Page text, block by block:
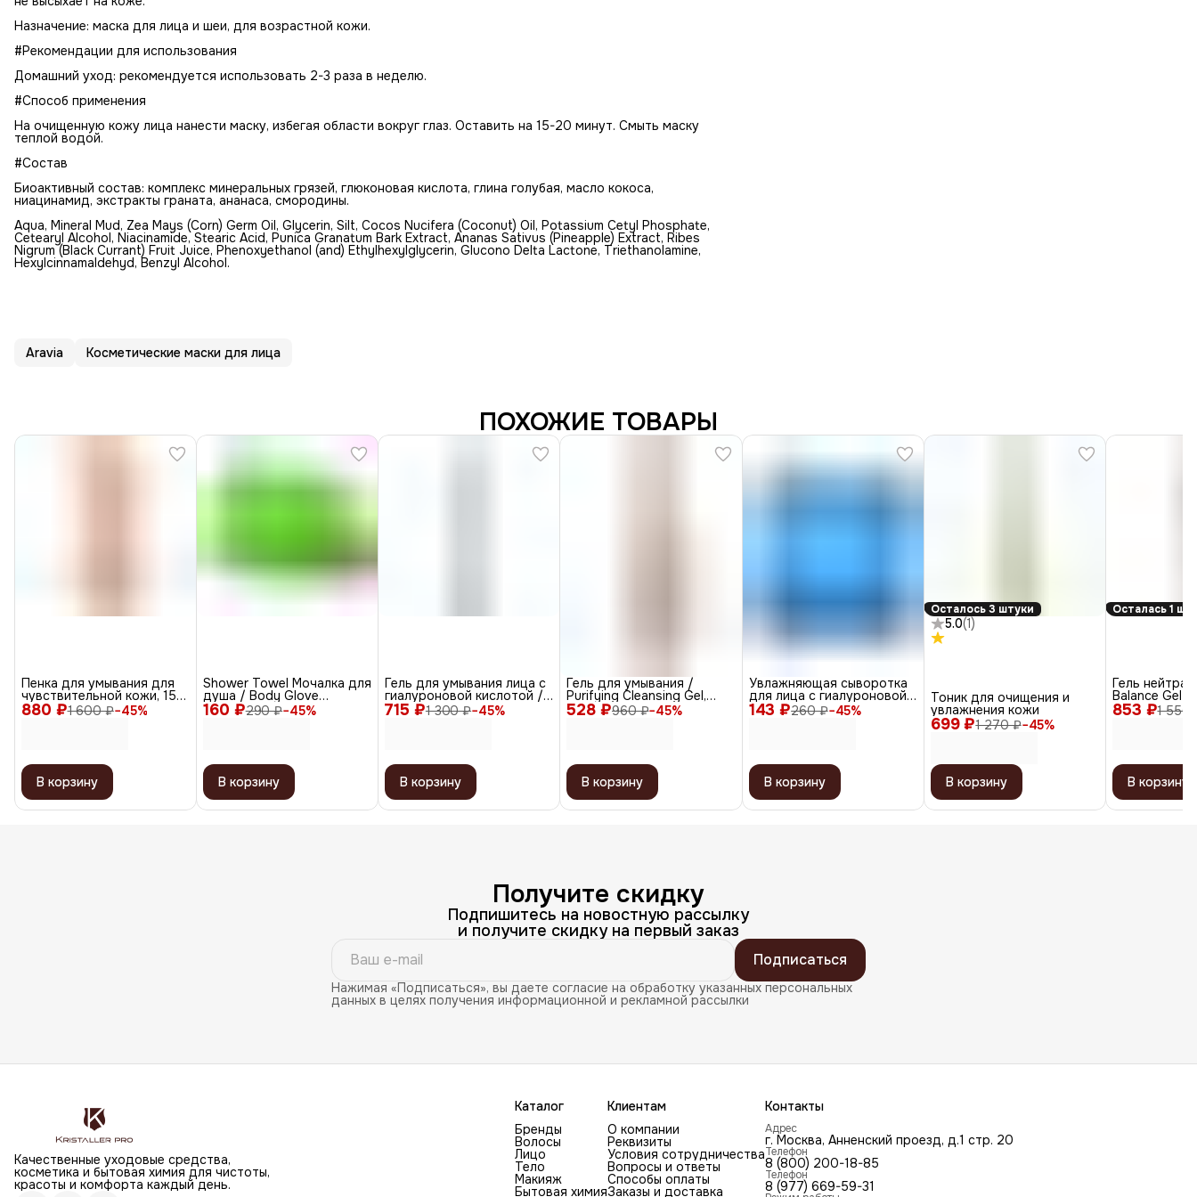
Назначение: маска для лица и шеи, для возрастной кожи.
#Рекомендации для использования
Домашний уход: рекомендуется использовать 2-3 раза в неделю.
#Способ применения
На очищенную кожу лица нанести маску, избегая области вокруг глаз. Оставить на 15-20 минут. Смыть маску
теплой водой.
#Состав
Биоактивный состав: комплекс минеральных грязей, глюконовая кислота, глина голубая, масло кокоса,
ниацинамид, экстракты граната, ананаса, смородины.
Аqua, Mineral Mud, Zea Mays (Corn) Germ Oil, Glycerin, Silt, Cocos Nucifera (Coconut) Oil, Potassium Cetyl Phosphate,
Cetearyl Alcohol, Niacinamide, Stearic Acid, Punica Granatum Bark Extract, Ananas Sativus (Pineapple) Extract, Ribes
Nigrum (Black Currant) Fruit Juice, Phenoxyethanol (and) Ethylhexylglycerin, Glucono Delta Lactone, Triethanolamine,
Hexylcinnamaldehyd, Benzyl Alcohol.
Aravia Косметические маски для лица
ПОХОЖИЕ ТОВАРЫ
880 ₽1 600 ₽−45%
Пенка для умывания для
чувствительной кожи, 150
мл
В корзину
160 ₽290 ₽−45%
Shower Towel Мочалка для
душа / Body Glove
Exfoliating Towel, зеленый
В корзину
715 ₽1 300 ₽−45%
Гель для умывания лица с
гиалуроновой кислотой /
Hyaluronic Cleansing Gel,
200 мл
В корзину
528 ₽960 ₽−45%
Гель для умывания /
Purifying Cleansing Gel,
200 мл
В корзину
143 ₽260 ₽−45%
Увлажняющая сыворотка
для лица с гиалуроновой
кислотой / Hyaluronic
Serum Sample (LH), 1,5 мл
В корзину
Осталось 3 штуки
5.0(1)
699 ₽1 270 ₽−45%
Тоник для очищения и
увлажнения кожи
В корзину
Осталась 1
853 ₽1 550
Гель
Balance Gel
В корзину
Получите скидку
Подпишитесь на новостную рассылку
и получите скидку на первый заказ
Подписаться
Нажимая «Подписаться», вы даете согласие на обработку указанных персональных
данных в целях получения информационной и рекламной рассылки
Качественные уходовые средства,
косметика и бытовая химия для чистоты,
красоты и комфорта каждый день.
Каталог
Бренды
Волосы
Лицо
Тело
Макияж
Бытовая химия
Клиентам
О компании
Реквизиты
Условия сотрудничества
Вопросы и ответы
Способы оплаты
Заказы и доставка
Контакты
Адрес
г. Москва, Анненский проезд, д.1 стр. 20
Телефон
8 (800) 200-18-85
Телефон
8 (977) 669-59-31